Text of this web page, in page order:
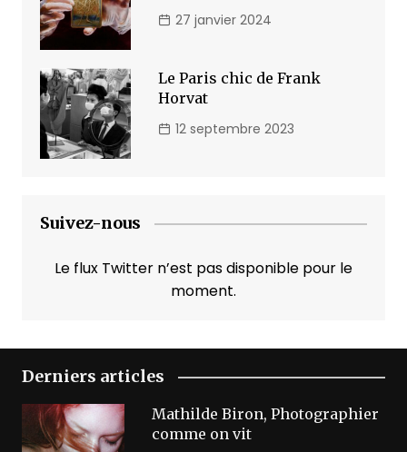
27 janvier 2024
Le Paris chic de Frank
Horvat
12 septembre 2023
Suivez-nous
Le flux Twitter n’est pas disponible pour le
moment.
Derniers articles
Mathilde Biron, Photographier
comme on vit